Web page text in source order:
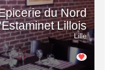
du Nord
Lillois
Lille